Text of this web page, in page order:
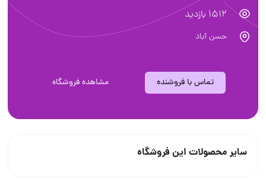
1512 بازدید
حسن آباد
تماس با فروشنده مشاهده فروشگاه
سایر محصولات این فروشگاه